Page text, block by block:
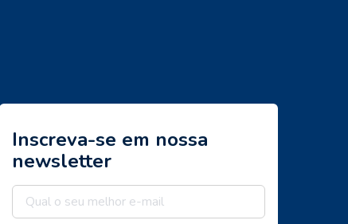
Inscreva-se em nossa
newsletter